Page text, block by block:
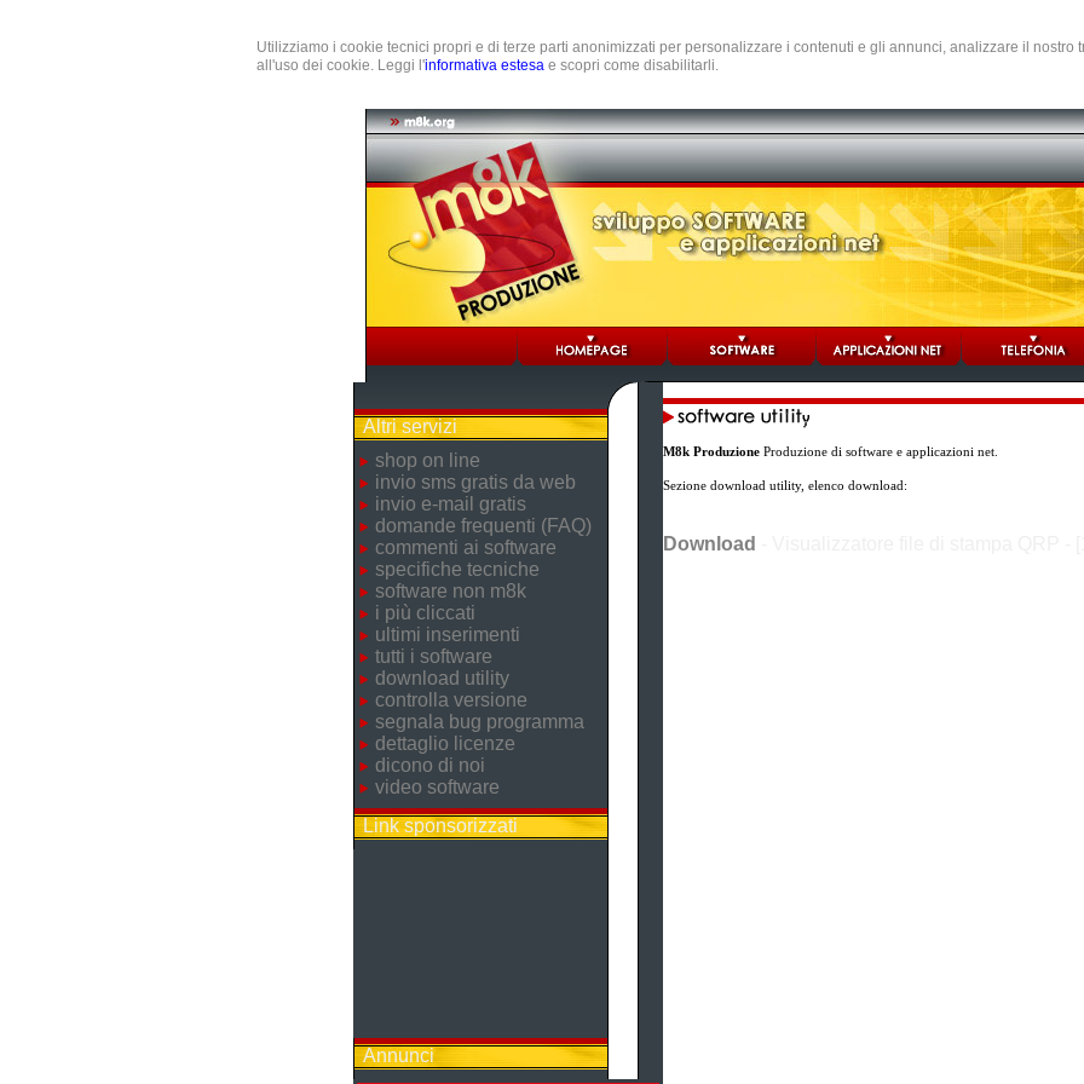
Utilizziamo i cookie tecnici propri e di terze parti anonimizzati per personalizzare i contenuti e gli annunci, analizzare il nostro
all'uso dei cookie. Leggi l'informativa estesa e scopri come disabilitarli.
Altri servizi
shop on line
invio sms gratis da web
invio e-mail gratis
domande frequenti (FAQ)
commenti ai software
specifiche tecniche
software non m8k
i più cliccati
ultimi inserimenti
tutti i software
download utility
controlla versione
segnala bug programma
dettaglio licenze
dicono di noi
video software
Link sponsorizzati
Annunci
M8k ProduzioneProduzione di software e applicazioni net.
Sezione download utility, elenco download:
Download